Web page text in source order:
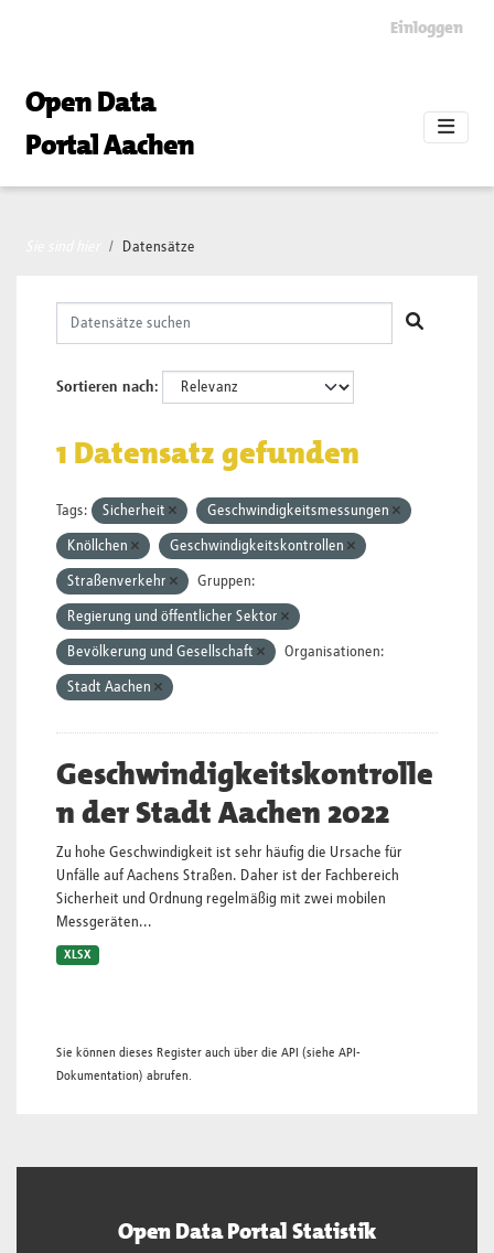
Einloggen
Open Data
Portal Aachen
Datensätze
Sortieren nach
1 Datensatz gefunden
Tags: Sicherheit Geschwindigkeitsmessungen
Knöllchen Geschwindigkeitskontrollen
Straßenverkehr Gruppen:
Regierung und öffentlicher Sektor
Bevölkerung und Gesellschaft Organisationen:
Stadt Aachen
Geschwindigkeitskontrolle
n der Stadt Aachen 2022
Zu hohe Geschwindigkeit ist sehr häufig die Ursache für
Unfälle auf Aachens Straßen. Daher ist der Fachbereich
Sicherheit und Ordnung regelmäßig mit zwei mobilen
Messgeräten...
XLSX
Sie können dieses Register auch über die API (siehe API-
Dokumentation) abrufen.
Open Data Portal Statistik